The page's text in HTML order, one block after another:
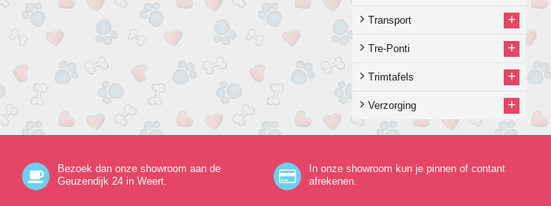
Transport +
Tre-Ponti +
Trimtafels +
Verzorging +
Bezoek dan onze showroom aan de
Geuzendijk 24in Weert.
In onze showroom kun je pinnen of contant
afrekenen.